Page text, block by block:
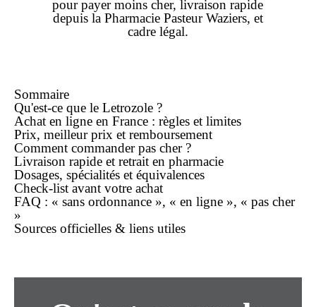
pour payermoins cher,livraison rapide
depuis la Pharmacie Pasteur Waziers, et
cadre légal.
Sommaire
Qu'est-ce que le Letrozole ?
Achat en ligne en France : règles et limites
Prix, meilleur prix et remboursement
Comment commanderpas cher?
Livraison rapide et retrait en pharmacie
Dosages, spécialités et équivalences
Check-list avant votre achat
FAQ : « sans ordonnance », « en ligne », « pas cher
»
Sources officielles & liens utiles